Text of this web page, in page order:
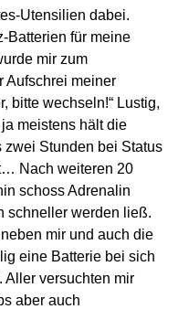
Utensilien dabei.
Batterien für meine
mir zum
meiner
bitte wechseln!“ Lustig,
meistens hält die
zwei Stunden bei Status
Nach weiteren 20
schoss Adrenalin
schneller werden ließ.
mir und auch die
eine Batterie bei sich
Aller versuchten mir
aber auch